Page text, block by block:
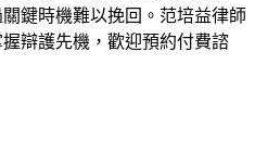
鍵時機難以挽回。 范培益律師
辯護先機，歡迎預約付費諮